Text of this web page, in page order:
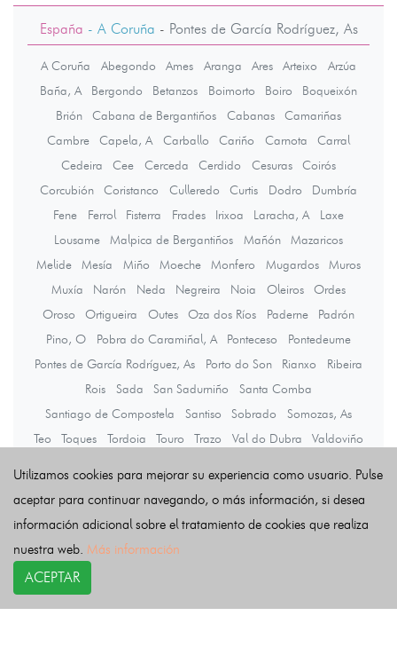
España - A Coruña - Pontes de García Rodríguez, As
A Coruña Abegondo Ames Aranga Ares Arteixo
Arzúa
Baña, A
Bergondo Betanzos Boimorto Boiro
Boqueixón
Brión
Cabana de Bergantiños Cabanas
Camariñas
Cambre
Capela, A Carballo Cariño Carnota
Carral
Cedeira
Cee Cerceda Cerdido Cesuras
Coirós
Corcubión
Coristanco Culleredo Curtis Dodro
Dumbría
Fene
Ferrol Fisterra Frades Irixoa Laracha, A
Laxe
Lousame
Malpica de Bergantiños Mañón
Mazaricos
Melide
Mesía Miño Moeche Monfero Mugardos
Muros
Muxía
Narón Neda Negreira Noia Oleiros
Ordes
Oroso
Ortigueira Outes Oza dos Ríos Paderne
Padrón
Pino, O
Pobra do Caramiñal, A Ponteceso
Pontedeume
Pontes de García Rodríguez, As
Porto do Son Rianxo
Ribeira
Rois
Sada San Sadurniño
Santa Comba
Santiago de Compostela
Santiso Sobrado
Somozas, As
Teo
Toques Tordoia Touro Trazo Val do Dubra
Valdoviño
Últimas noticias
Utilizamos cookies para mejorar su experiencia como usuario. Pulse
aceptar para continuar navegando, o más información, si desea
información adicional sobre el tratamiento de cookies que realiza
nuestra web. Más información
ACEPTAR